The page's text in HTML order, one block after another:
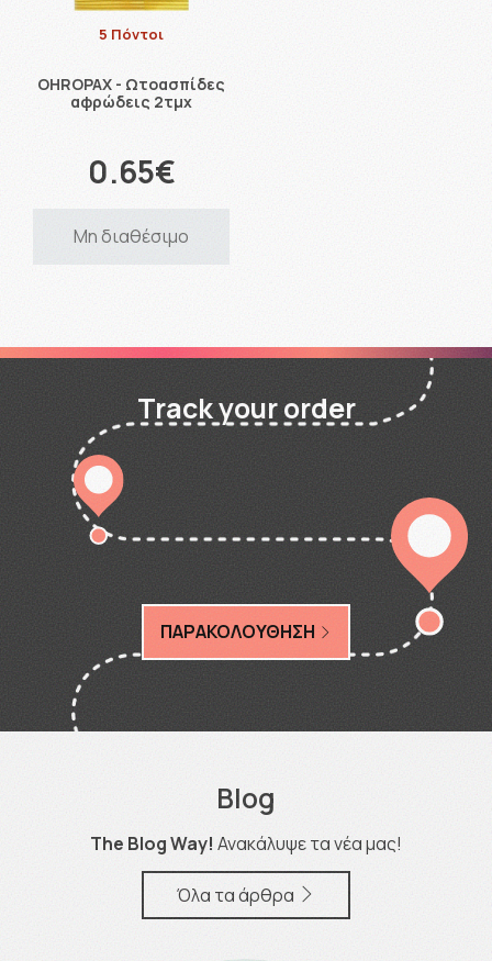
5 Πόντοι
OHROPAX - Ωτοασπίδες
αφρώδεις 2τμχ
0.65€
Μη διαθέσιμο
Track your order
ΠΑΡΑΚΟΛΟΥΘΗΣΗ
Blog
The Blog Way! Ανακάλυψε τα νέα μας!
Όλα τα άρθρα